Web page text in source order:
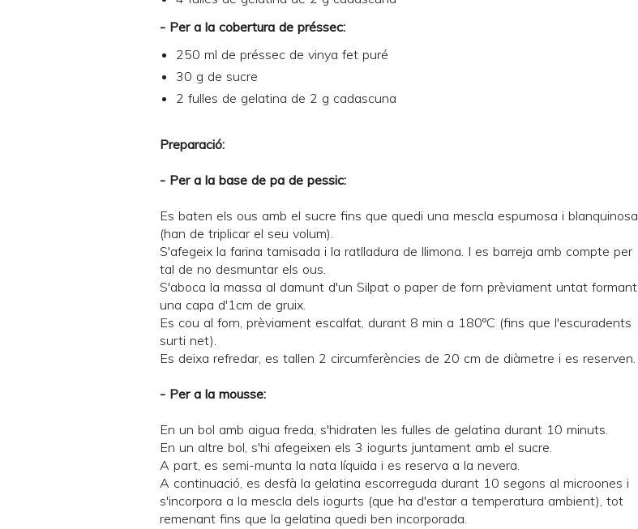
- Per a la cobertura de préssec:
250 ml de préssec de vinya fet puré
30 g de sucre
2 fulles de gelatina de 2 g cadascuna
Preparació:
- Per a la base de pa de pessic:
Es baten els ous amb el sucre fins que quedi una mescla espumosa i blanquinosa
(han de triplicar el seu volum).
S'afegeix la farina tamisada i la ratlladura de llimona. I es barreja amb compte per
tal de no desmuntar els ous.
S'aboca la massa al damunt d'un Silpat o paper de forn prèviament untat formant
una capa d'1cm de gruix.
Es cou al forn, prèviament escalfat, durant 8 min a 180ºC (fins que l'escuradents
surti net).
Es deixa refredar, es tallen 2 circumferències de 20 cm de diàmetre i es reserven.
- Per a la mousse:
En un bol amb aigua freda, s'hidraten les fulles de gelatina durant 10 minuts.
En un altre bol, s'hi afegeixen els 3 iogurts juntament amb el sucre.
A part, es semi-munta la nata líquida i es reserva a la nevera.
A continuació, es desfà la gelatina escorreguda durant 10 segons al microones i
s'incorpora a la mescla dels iogurts (que ha d'estar a temperatura ambient), tot
remenant fins que la gelatina quedi ben incorporada.